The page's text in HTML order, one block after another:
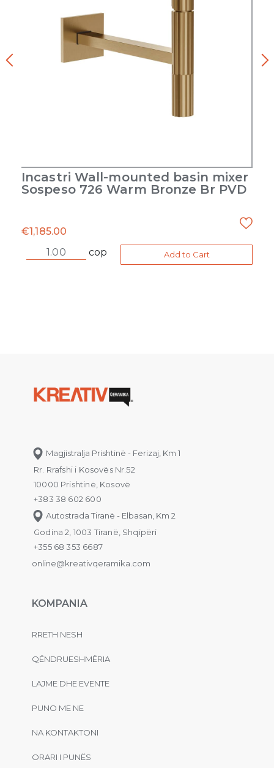
Incastri Wall-mounted basin mixer
Sospeso 726 Warm Bronze Br PVD
€1,185.00
cop
Add to Cart
Magjistralja Prishtinë - Ferizaj, Km 1
Rr. Rrafshi i Kosovës Nr.52
10000 Prishtinë, Kosovë
+383 38 602 600
Autostrada Tiranë - Elbasan, Km 2
Godina 2, 1003 Tiranë, Shqipëri
+355 68 353 6687
online@kreativqeramika.com
KOMPANIA
RRETH NESH
QËNDRUESHMËRIA
LAJME DHE EVENTE
PUNO ME NE
NA KONTAKTONI
ORARI I PUNËS